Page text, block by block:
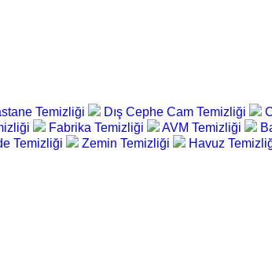
Temizliği Dış Cephe Cam Temizliği
Fabrika Temizliği AVM Temizliği
Temizliği Zemin Temizliği Havuz